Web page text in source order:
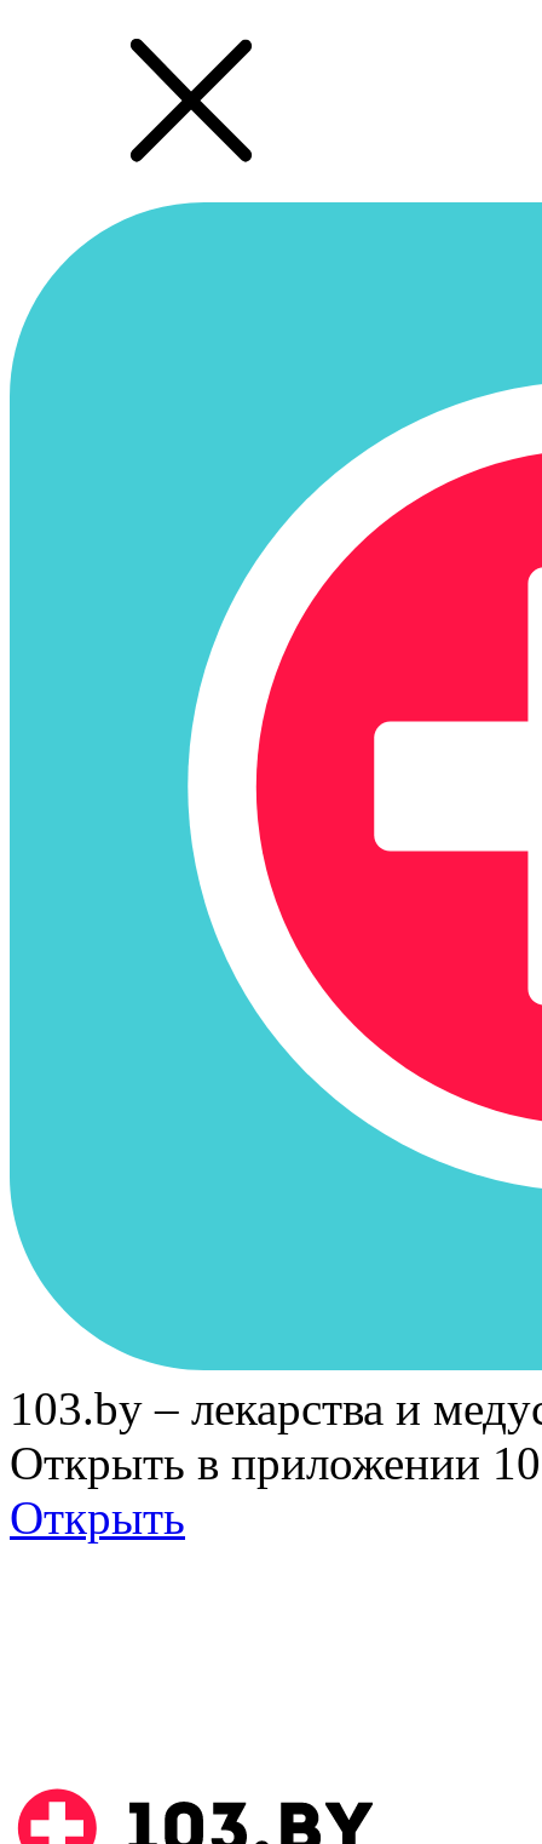
103.by – лекарства и
Открыть в приложении
Открыть